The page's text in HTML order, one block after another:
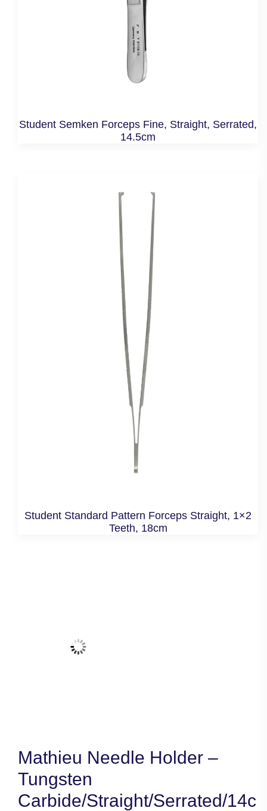
Student Semken Forceps Fine, Straight, Serrated,
14.5cm
Student Standard Pattern Forceps Straight, 1×2
Teeth, 18cm
Mathieu Needle Holder –
Tungsten
Carbide/Straight/Serrated/14c